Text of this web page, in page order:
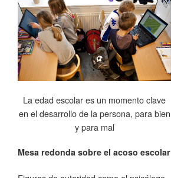
La edad escolar es un momento clave
en el desarrollo de la persona, para bien
y para mal
Mesa redonda sobre el acoso escolar